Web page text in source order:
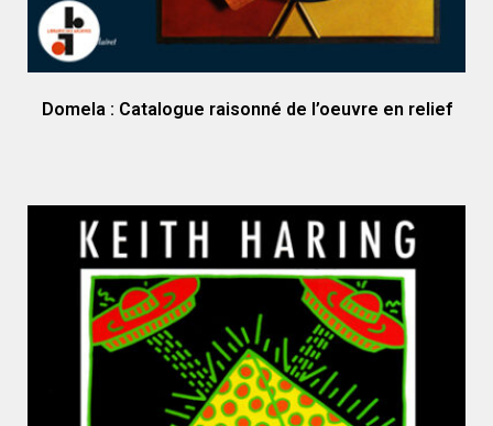
Domela : Catalogue raisonné de l’oeuvre en relief